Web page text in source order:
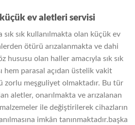
ev aletleri servisi
sık sık kullanılmakta olan küçük ev
ötürü arızalanmakta ve dahi
hususu olan haller amacıyla sık sık
hem parasal açıdan üstelik vakit
zorlu meşguliyet olmaktadır. Bu tür
aletler, onarılmakta ve arızalanan
ile değiştirilerek cihazların
imkân tanınmaktadır.başka